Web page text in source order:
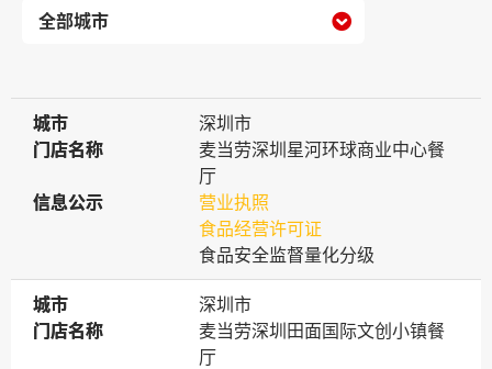

城市
城市
深圳市
门店名称
门店名称
麦当劳深圳星河环球商业中心餐
厅
信息公示
信息公示
营业执照
食品经营许可证
食品安全监督量化分级
城市
城市
深圳市
门店名称
门店名称
麦当劳深圳田面国际文创小镇餐
厅